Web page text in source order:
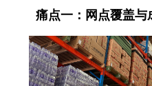
痛点一：网点覆盖与